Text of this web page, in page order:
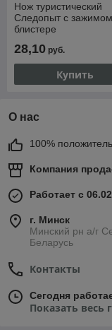
Нож туристический
Следопыт с
блистере
28,10 руб.
Купить
О нас
100%
Компания
Работает с
г. Минск
Минский рн а/г
Беларусь
Контакты
Сегодня
Показать весь